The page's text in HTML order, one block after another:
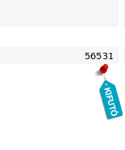
56531